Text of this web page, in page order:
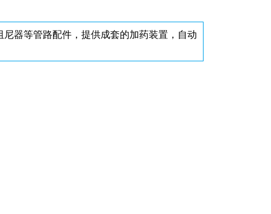
器等管路配件，提供成套的加药装置，自动